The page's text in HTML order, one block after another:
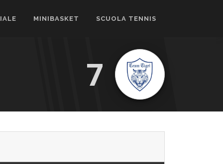
MINIBASKET SCUOLA TENNIS
7